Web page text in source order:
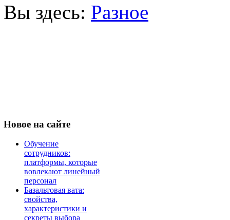
Вы здесь: Разное
Новое на сайте
Обучение
сотрудников:
платформы, которые
вовлекают линейный
персонал
Базальтовая вата:
свойства,
характеристики и
секреты выбора